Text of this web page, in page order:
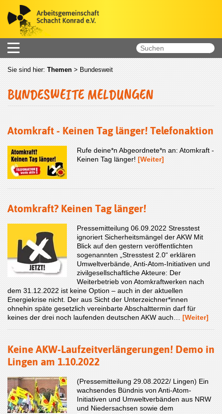
Sie sind hier: Themen > Bundesweit
BUNDESWEITE MELDUNGEN
Atomkraft - Keinen Tag länger! Telefonaktion
Rufe deine*n Abgeordnete*n an: Atomkraft -
Keinen Tag länger! [Weiter]
Atomkraft? Keinen Tag länger!
Pressemitteilung 06.09.2022 Stresstest
ignoriert Sicherheitsmängel der AKW Mit
Blick auf den gestern veröffentlichten
sogenannten „Stresstest 2.0“ erklären
Umweltverbände, Anti-Atom-Initiativen und
zivilgesellschaftliche Akteure: Der
Weiterbetrieb von Atomkraftwerken nach
dem 31.12.2022 ist keine Option – auch in der aktuellen
Energiekrise nicht. Der aus Sicht der Unterzeichner*innen
ohnehin späte gesetzlich vereinbarte Abschalttermin darf für
keines der drei noch laufenden deutschen AKW auch… [Weiter]
Keine AKW-Laufzeitverlängerungen! Demo in
Lingen am 1.10.2022
(Pressemitteilung 29.08.2022/ Lingen) Ein
wachsendes Bündnis von Anti-Atom-
Initiativen und Umweltverbänden aus NRW
und Niedersachsen sowie dem